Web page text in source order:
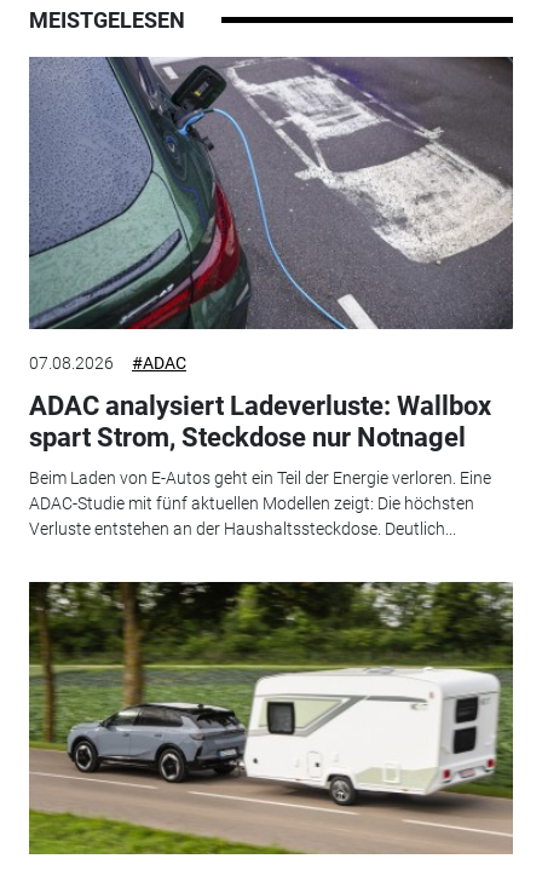
MEISTGELESEN
07.08.2026 #ADAC
ADAC analysiert Ladeverluste: Wallbox
spart Strom, Steckdose nur Notnagel
Beim Laden von E-Autos geht ein Teil der Energie verloren. Eine
ADAC-Studie mit fünf aktuellen Modellen zeigt: Die höchsten
Verluste entstehen an der Haushaltssteckdose. Deutlich...